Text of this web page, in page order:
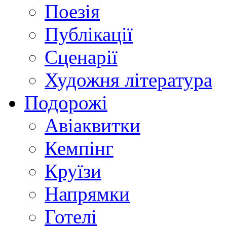
Поезія
Публікації
Сценарії
Художня література
Подорожі
Авіаквитки
Кемпінг
Круїзи
Напрямки
Готелі